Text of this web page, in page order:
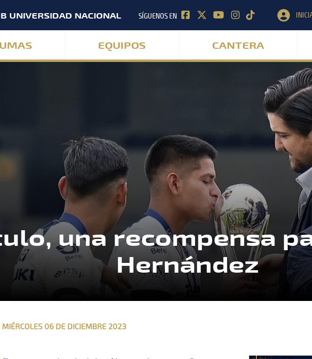
UNIVERSIDAD NACIONAL SÍGUENOS EN
EQUIPOS CANTERA
una recompensa
Hernández
MIÉRCOLES 06 DE DICIEMBRE 2023